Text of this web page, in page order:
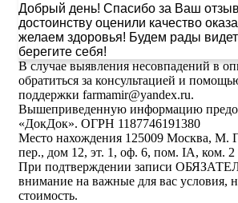
Добрый день! Спасибо за Ваш
достоинству оценили качество
желаем здоровья! Будем рады
берегите себя!
В случае выявления несовпадений в
обратиться за консультацией и
поддержки farmamir@yandex.ru.
Вышеприведенную информацию
«ДокДок». ОГРН 1187746191380
Место нахождения 125009 Москва, М.
пер., дом 12, эт. 1, оф. 6, пом. IA, ком. 2
При подтверждении записи
внимание на важные для вас условия,
стоимость.